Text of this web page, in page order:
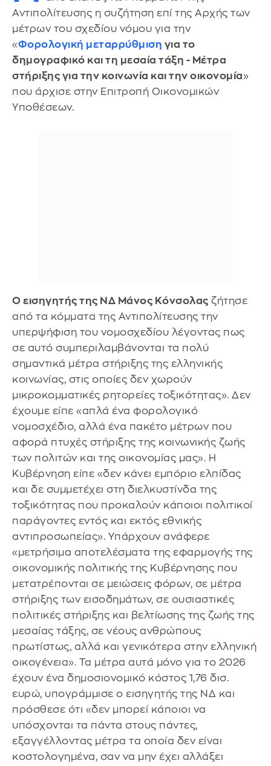
Αντιπολίτευσης η συζήτηση επί της Αρχής των
μέτρων του σχεδίου νόμου για την
«Φορολογική μεταρρύθμιση για το
δημογραφικό και τη μεσαία τάξη - Μέτρα
στήριξης για την κοινωνία και την οικονομία»
που άρχισε στην Επιτροπή Οικονομικών
Υποθέσεων.
Ο εισηγητής της ΝΔ Μάνος Κόνσολας ζήτησε
από τα κόμματα της Αντιπολίτευσης την
υπερψήφιση του νομοσχεδίου λέγοντας πως
σε αυτό συμπεριλαμβάνονται τα πολύ
σημαντικά μέτρα στήριξης της ελληνικής
κοινωνίας, στις οποίες δεν χωρούν
μικροκομματικές ρητορείες τοξικότητας». Δεν
έχουμε είπε «απλά ένα φορολογικό
νομοσχέδιο, αλλά ένα πακέτο μέτρων που
αφορά πτυχές στήριξης της κοινωνικής ζωής
των πολιτών και της οικονομίας μας». Η
Κυβέρνηση είπε «δεν κάνει εμπόριο ελπίδας
και δε συμμετέχει στη διελκυστίνδα της
τοξικότητας που προκαλούν κάποιοι πολιτικοί
παράγοντες εντός και εκτός εθνικής
αντιπροσωπείας». Υπάρχουν ανάφερε
«μετρήσιμα αποτελέσματα της εφαρμογής της
οικονομικής πολιτικής της Κυβέρνησης που
μετατρέπονται σε μειώσεις φόρων, σε μέτρα
στήριξης των εισοδημάτων, σε ουσιαστικές
πολιτικές στήριξης και βελτίωσης της ζωής της
μεσαίας τάξης, σε νέους ανθρώπους
πρωτίστως, αλλά και γενικότερα στην ελληνική
οικογένεια». Τα μέτρα αυτά μόνο για το 2026
έχουν ένα δημοσιονομικό κόστος 1,76 δισ.
ευρώ, υπογράμμισε ο εισηγητής της ΝΔ και
πρόσθεσε ότι «δεν μπορεί κάποιοι να
υπόσχονται τα πάντα στους πάντες,
εξαγγέλλοντας μέτρα τα οποία δεν είναι
κοστολογημένα, σαν να μην έχει αλλάξει